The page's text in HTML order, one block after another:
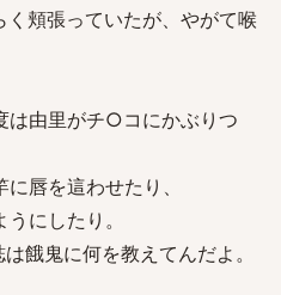
頬張っていたが、やがて喉
は由里がチ○コにかぶりつ
唇を這わせたり、
にしたり。
餓鬼に何を教えてんだよ。